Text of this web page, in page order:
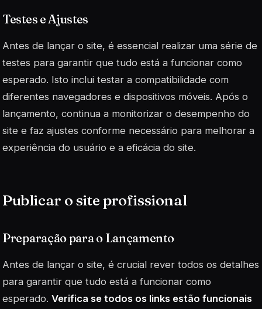
Testes e Ajustes
Antes de lançar o site, é essencial realizar uma série de
testes para garantir que tudo está a funcionar como
esperado. Isto inclui testar a compatibilidade com
diferentes navegadores e dispositivos móveis. Após o
lançamento, continua a monitorizar o desempenho do
site e faz ajustes conforme necessário para melhorar a
experiência do usuário e a eficácia do site.
Publicar o site profissional
Preparação para o Lançamento
Antes de lançar o site, é crucial rever todos os detalhes
para garantir que tudo está a funcionar como
esperado. Verifica se todos os links estão funcionais